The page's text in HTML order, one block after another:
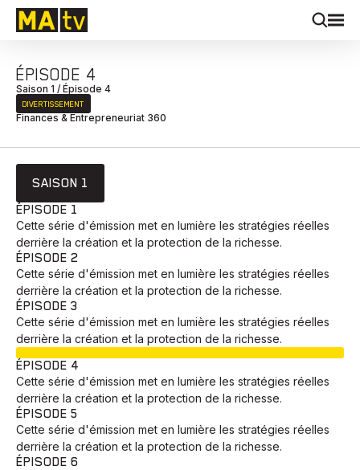
ÉPISODE 4
Saison 1 / Épisode 4
DIVERTISSEMENT
Finances & Entrepreneuriat 360
SAISON 1
ÉPISODE 1
Cette série d'émission met en lumière les stratégies réelles
derrière la création et la protection de la richesse.
ÉPISODE 2
Cette série d'émission met en lumière les stratégies réelles
derrière la création et la protection de la richesse.
ÉPISODE 3
Cette série d'émission met en lumière les stratégies réelles
derrière la création et la protection de la richesse.
ÉPISODE 4
Cette série d'émission met en lumière les stratégies réelles
derrière la création et la protection de la richesse.
ÉPISODE 5
Cette série d'émission met en lumière les stratégies réelles
derrière la création et la protection de la richesse.
ÉPISODE 6